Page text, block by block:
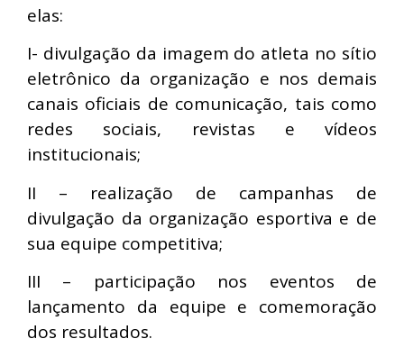
elas:
I- divulgação da imagem do atleta no sítio
eletrônico da organização e nos demais
canais oficiais de comunicação, tais como
redes sociais, revistas e vídeos
institucionais;
II – realização de campanhas de
divulgação da organização esportiva e de
sua equipe competitiva;
III – participação nos eventos de
lançamento da equipe e comemoração
dos resultados.